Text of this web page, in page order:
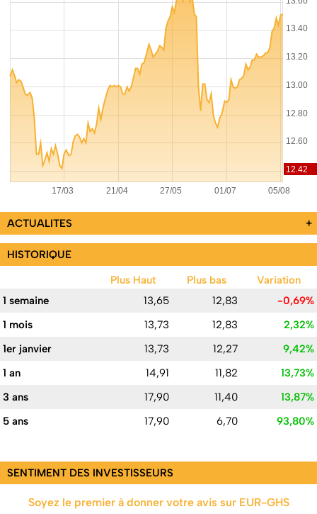
ACTUALITES +
HISTORIQUE
Plus Haut
Plus bas
Variation
1 semaine
13,65 12,83
-0,69%
1 mois
13,73 12,83
2,32%
1er janvier
13,73 12,27
9,42%
1 an
14,91 11,82
13,73%
3 ans
17,90 11,40
13,87%
5 ans
17,90 6,70 93,80%
SENTIMENT DES INVESTISSEURS
Soyez le premier à donner votre avis sur EUR-GHS